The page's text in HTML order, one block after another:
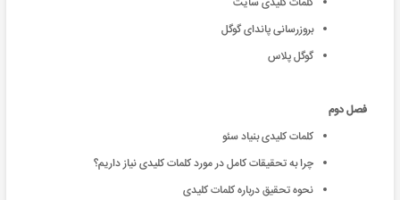
بروزرسانی پاندای گوگل
گوگل پلاس
فصل دوم
کلمات کلیدی بنیاد سئو
چرا به تحقیقات کامل در مورد کلمات کلیدی نیاز داریم؟
نحوه تحقیق درباره کلمات کلیدی